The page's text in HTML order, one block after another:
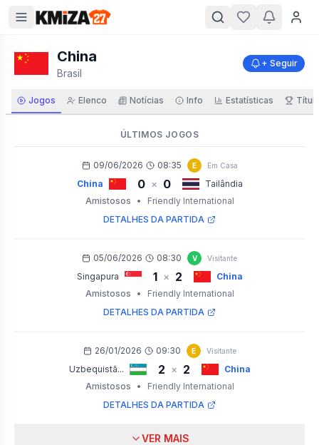
China
Brasil
+ Seguir
Jogos Elenco Notícias Info Estatísticas
ÚLTIMOS JOGOS
09/06/2026 08:35 E Em Casa
China 0 × 0
Tailândia
Amistosos
•
Friendly International
DETALHES DA PARTIDA
05/06/2026 08:30 V Visitante
Singapura 1 × 2
China
Amistosos
•
Friendly International
DETALHES DA PARTIDA
26/01/2026 09:30 E Visitante
Uzbequistã... 2 × 2
China
Amistosos
•
Friendly International
DETALHES DA PARTIDA
VER MAIS